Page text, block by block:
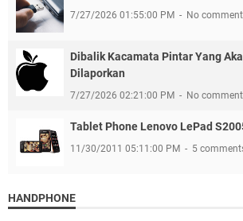
7/27/2026 01:55:00 PM No
Dibalik Kacamata Pintar Yang
Dilaporkan
7/27/2026 02:21:00 PM No
Tablet Phone Lenovo LePad
11/30/2011 05:11:00 PM 5
HANDPHONE